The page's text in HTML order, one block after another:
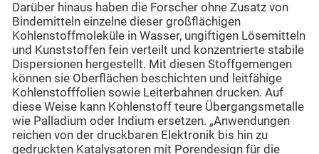
Darüber hinaus haben die Forscher ohne Zusatz von
Bindemitteln einzelne dieser großflächigen
Kohlenstoffmoleküle in Wasser, ungiftigen Lösemitteln
und Kunststoffen fein verteilt und konzentrierte stabile
Dispersionen hergestellt. Mit diesen Stoffgemengen
können sie Oberflächen beschichten und leitfähige
Kohlenstofffolien sowie Leiterbahnen drucken. Auf
diese Weise kann Kohlenstoff teure Übergangsmetalle
wie Palladium oder Indium ersetzen. „Anwendungen
reichen von der druckbaren Elektronik bis hin zu
gedruckten Katalysatoren mit Porendesign für die